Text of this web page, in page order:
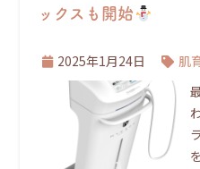
ックスも開始
2025年1月24日
肌